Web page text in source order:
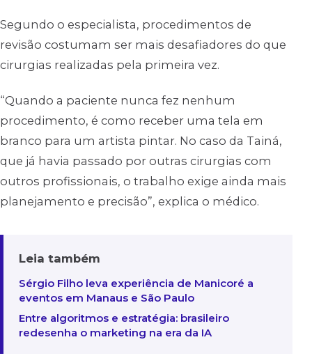
Segundo o especialista, procedimentos de
revisão costumam ser mais desafiadores do que
cirurgias realizadas pela primeira vez.
“Quando a paciente nunca fez nenhum
procedimento, é como receber uma tela em
branco para um artista pintar. No caso da Tainá,
que já havia passado por outras cirurgias com
outros profissionais, o trabalho exige ainda mais
planejamento e precisão”, explica o médico.
Leia também
Sérgio Filho leva experiência de Manicoré a
eventos em Manaus e São Paulo
Entre algoritmos e estratégia: brasileiro
redesenha o marketing na era da IA